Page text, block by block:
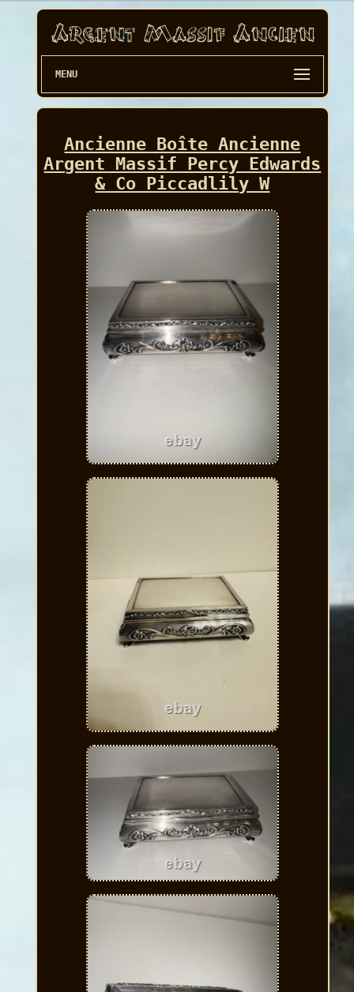
MENU
Ancienne Boîte Ancienne
Argent Massif Percy Edwards
& Co Piccadlily W